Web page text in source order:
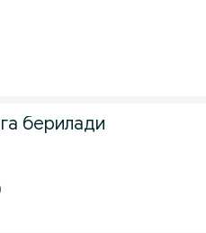
берилади